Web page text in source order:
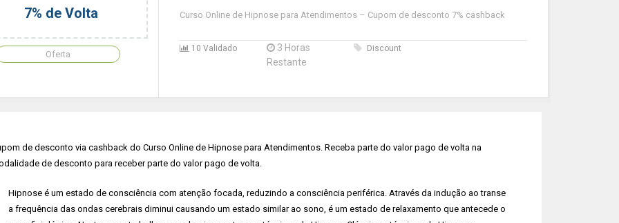
7% de Volta
Oferta
Curso Online de Hipnose para Atendimentos – Cupom de desconto 7% cashback
10 Validado
3 Horas
Restante
Discount
de desconto via cashback do Curso Online de Hipnose para Atendimentos. Receba parte do valor pago de volta na
de desconto para receber parte do valor pago de volta.
Hipnose é um estado de consciência com atenção focada, reduzindo a consciência periférica. Através da indução ao transe
a frequência das ondas cerebrais diminui causando um estado similar ao sono, é um estado de relaxamento que antecede o